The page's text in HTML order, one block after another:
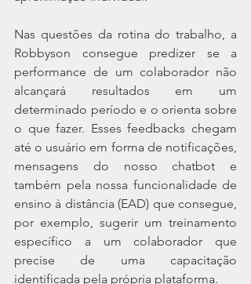
Nas questões da rotina do trabalho, a
Robbyson consegue predizer se a
performance de um colaborador não
alcançará resultados em um
determinado período e o orienta sobre
o que fazer. Esses feedbacks chegam
até o usuário em forma de notificações,
mensagens do nosso chatbot e
também pela nossa funcionalidade de
ensino à distância (EAD) que consegue,
por exemplo, sugerir um treinamento
específico a um colaborador que
precise de uma capacitação
identificada pela própria plataforma.